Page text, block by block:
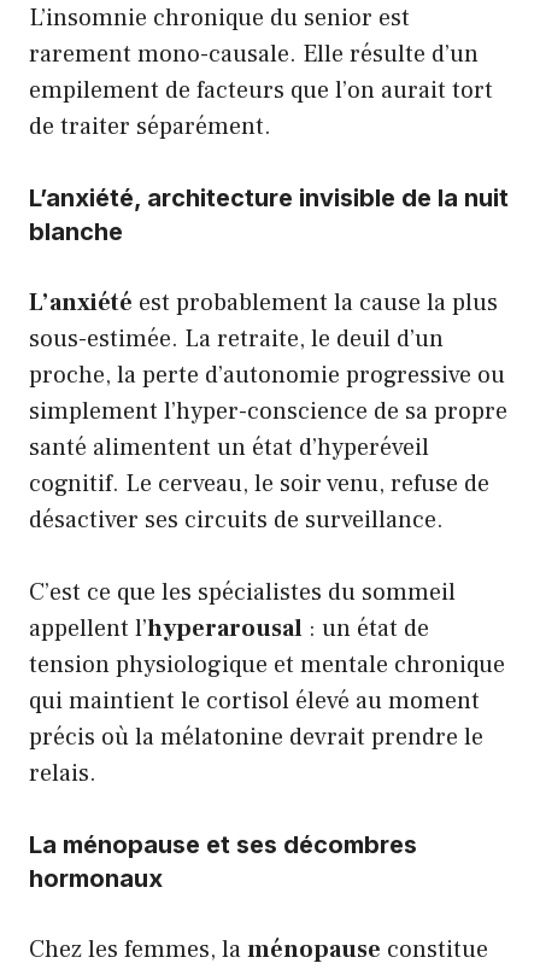
L’insomnie chronique du senior est
rarement mono-causale. Elle résulte d’un
empilement de facteurs que l’on aurait tort
de traiter séparément.
L’anxiété, architecture invisible de la nuit
blanche
L’anxiété est probablement la cause la plus
sous-estimée. La retraite, le deuil d’un
proche, la perte d’autonomie progressive ou
simplement l’hyper-conscience de sa propre
santé alimentent un état d’hyperéveil
cognitif. Le cerveau, le soir venu, refuse de
désactiver ses circuits de surveillance.
C’est ce que les spécialistes du sommeil
appellent l’hyperarousal : un état de
tension physiologique et mentale chronique
qui maintient le cortisol élevé au moment
précis où la mélatonine devrait prendre le
relais.
La ménopause et ses décombres
hormonaux
Chez les femmes, laménopause constitue